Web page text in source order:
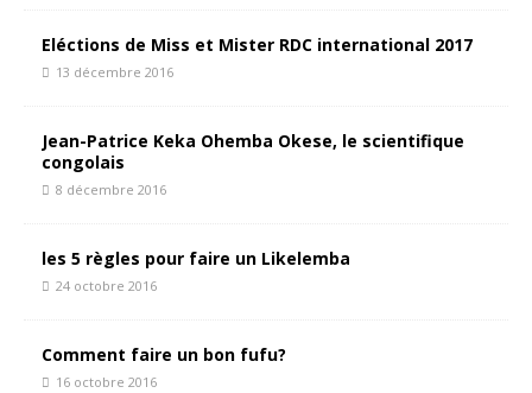
Eléctions de Miss et Mister RDC international 2017
13 décembre 2016
Jean-Patrice Keka Ohemba Okese, le scientifique
congolais
8 décembre 2016
les 5 règles pour faire un Likelemba
24 octobre 2016
Comment faire un bon fufu?
16 octobre 2016